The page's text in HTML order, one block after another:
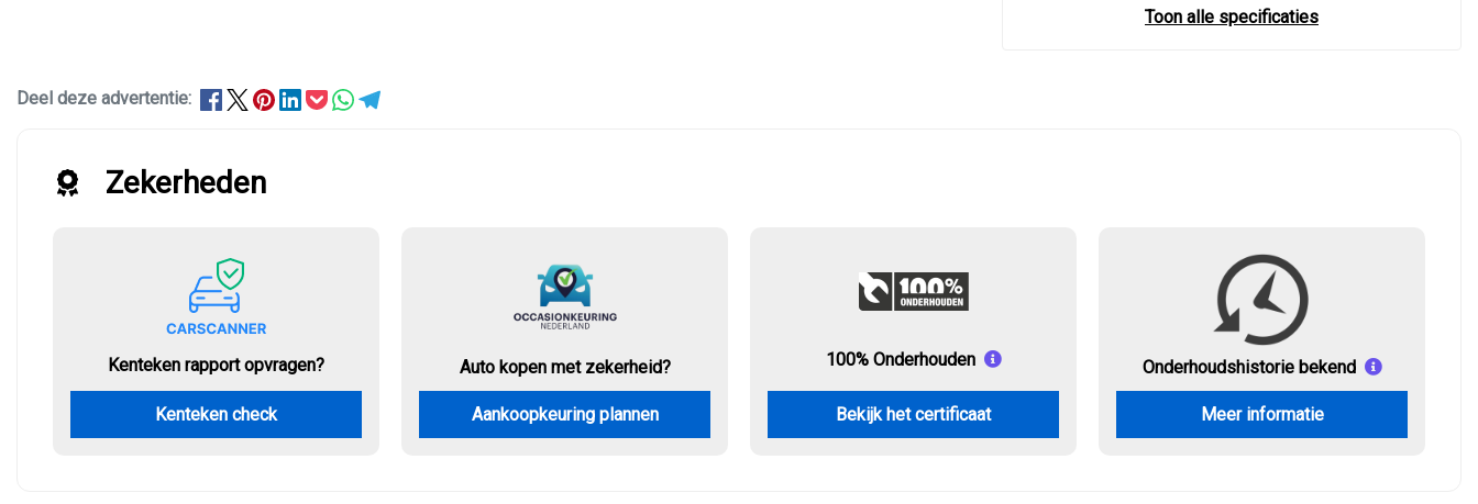
Toon alle specificaties
Deel deze advertentie:
Zekerheden
Kenteken rapport opvragen?
Kenteken check
Auto kopen met zekerheid?
Aankoopkeuring plannen
100% Onderhouden
Bekijk het certificaat
Onderhoudshistorie bekend
Meer informatie